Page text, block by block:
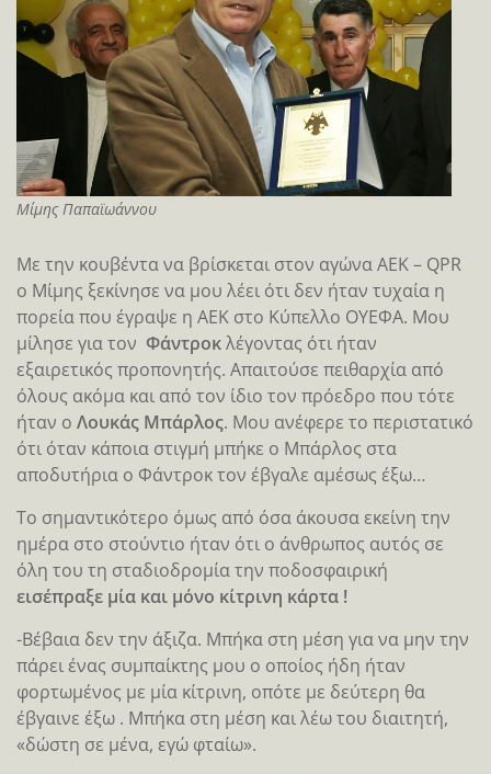
Μίμης Παπαϊωάννου
Με την κουβέντα να βρίσκεται στον αγώνα ΑΕΚ – QPR
ο Μίμης ξεκίνησε να μου λέει ότι δεν ήταν τυχαία η
πορεία που έγραψε η ΑΕΚ στο Κύπελλο ΟΥΕΦΑ. Μου
μίλησε για τον Φάντροκλέγοντας ότι ήταν
εξαιρετικός προπονητής. Απαιτούσε πειθαρχία από
όλους ακόμα και από τον ίδιο τον πρόεδρο που τότε
ήταν ο Λουκάς Μπάρλος. Μου ανέφερε το περιστατικό
ότι όταν κάποια στιγμή μπήκε ο Μπάρλος στα
αποδυτήρια ο Φάντροκ τον έβγαλε αμέσως έξω…
Το σημαντικότερο όμως από όσα άκουσα εκείνη την
ημέρα στο στούντιο ήταν ότι ο άνθρωπος αυτός σε
όλη του τη σταδιοδρομία την ποδοσφαιρική
εισέπραξε μία και μόνο κίτρινη κάρτα !
-Βέβαια δεν την άξιζα. Μπήκα στη μέση για να μην την
πάρει ένας συμπαίκτης μου ο οποίος ήδη ήταν
φορτωμένος με μία κίτρινη, οπότε με δεύτερη θα
έβγαινε έξω . Μπήκα στη μέση και λέω του διαιτητή,
«δώστη σε μένα, εγώ φταίω».